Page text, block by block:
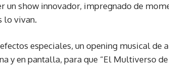
un show innovador, impregnado de
lo vivan.
especiales, un opening musical de
y en pantalla, para que “El Multiverso de